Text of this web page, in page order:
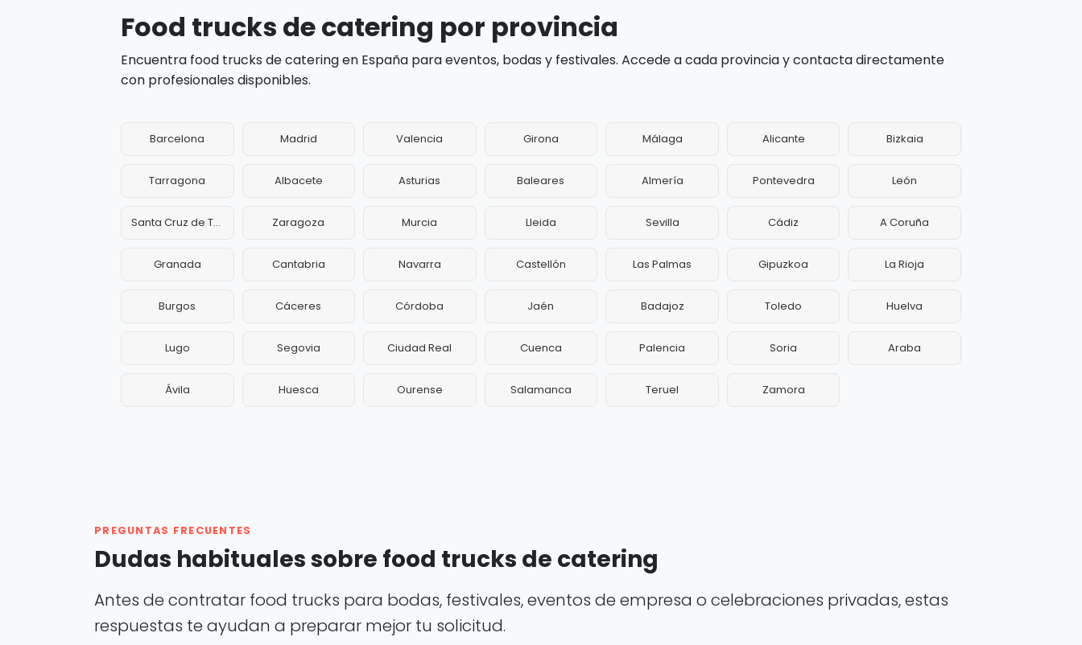
Food trucks de catering por provincia
Encuentra food trucks de catering en España para eventos, bodas y festivales. Accede a cada provincia y contacta directamente
con profesionales disponibles.
Barcelona Madrid Valencia Girona Málaga Alicante Bizkaia
Tarragona Albacete Asturias Baleares Almería Pontevedra León
Santa Cruz de Tenerife Zaragoza Murcia Lleida Sevilla Cádiz A Coruña
Granada Cantabria Navarra Castellón Las Palmas Gipuzkoa La Rioja
Burgos Cáceres Córdoba Jaén Badajoz Toledo Huelva
Lugo Segovia Ciudad Real Cuenca Palencia Soria Araba
Ávila Huesca Ourense Salamanca Teruel Zamora
PREGUNTAS FRECUENTES
Dudas habituales sobre food trucks de catering
Antes de contratar food trucks para bodas, festivales, eventos de empresa o celebraciones privadas, estas
respuestas te ayudan a preparar mejor tu solicitud.